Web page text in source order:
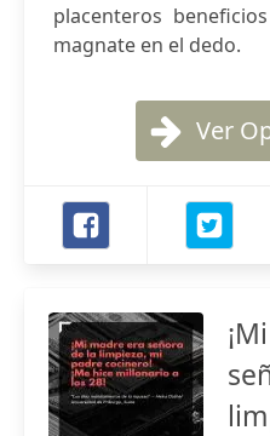
placenteros
magnate en el dedo.
Ver